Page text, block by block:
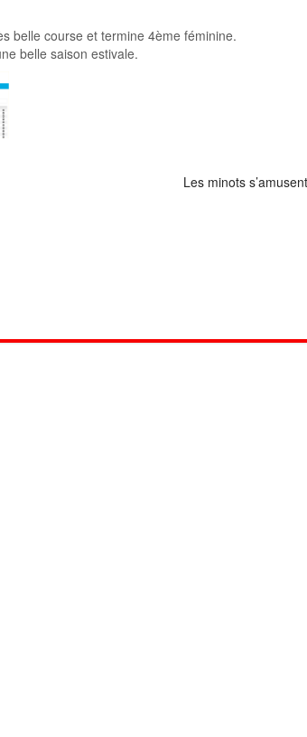
belle course et termine 4ème féminine.
belle saison estivale.
Les minots